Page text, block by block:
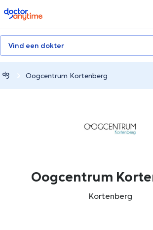
doctoranytime
Vind een dokter
Oogcentrum Kortenberg
Oogcentrum
Kortenberg